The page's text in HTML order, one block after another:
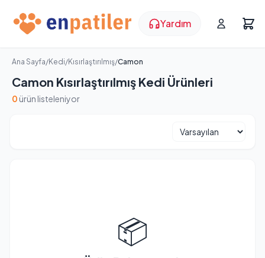
Yardım
Ana Sayfa/Kedi/Kısırlaştırılmış/Camon
Camon Kısırlaştırılmış Kedi Ürünleri
0 ürün listeleniyor
📦